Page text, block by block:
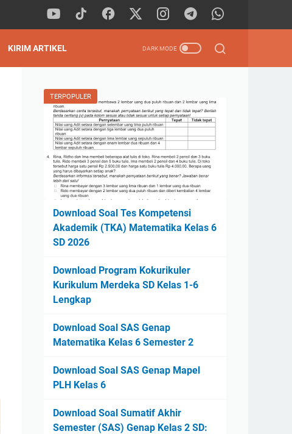
KIRIM ARTIKEL
TERPOPULER
Download Soal Tes Kompetensi
Akademik (TKA) Matematika Kelas 6
SD 2026
Download Program Kokurikuler
Kurikulum Merdeka SD Kelas 1-6
Lengkap
Download Soal SAS Genap
Matematika Kelas 6 Semester 2
Download Soal SAS Genap Mapel
PLH Kelas 6
Download Soal Sumatif Akhir
Semester (SAS) Genap Kelas 2 SD: